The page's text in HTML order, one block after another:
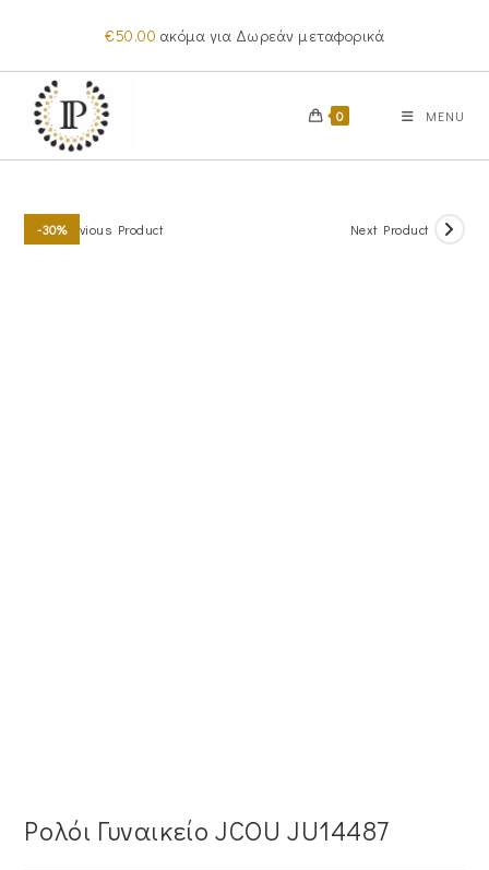
content
€50.00 ακόμα για Δωρεάν μεταφορικά
0 MENU
-30%Previous Product Next Product
Ρολόι Γυναικείο JCOU JU14487